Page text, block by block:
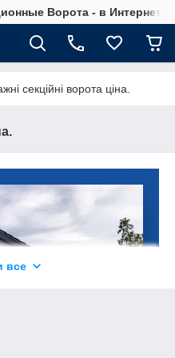
Ворота - в Интернет
секційні ворота ціна.
все